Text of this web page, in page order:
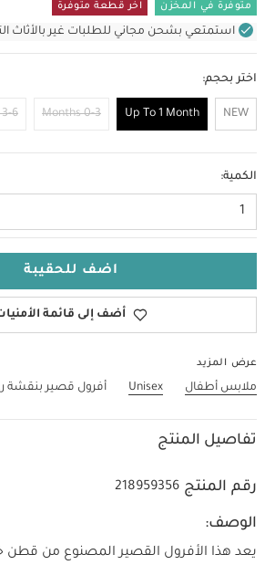
متوفرة في المخزن اخر قطعة متوفرة
استمتعي بشحن مجاني للطلبات غير بالأثاث التي
اختر بحجم:
NEW
Up To 1 Month
0-3 Months
3-6 Months
الكمية:
1
اضف للحقيبة
أضف إلى قائمة
عرض المزيد
ملابس أطفال Unisex أفرول قصير بنقشة
تفاصيل المنتج
رقم المنتج 218959356
الوصف:
يعد هذا الأفرول القصير المصنوع من قطن